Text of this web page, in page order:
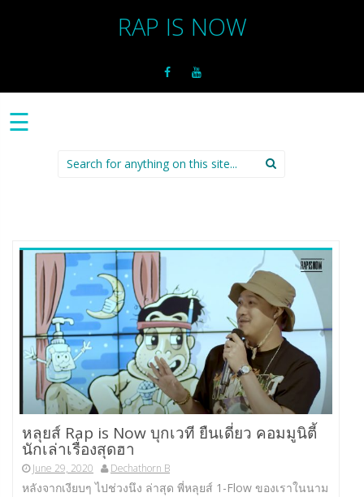
RAP IS NOW
☰
Search
for:
หลุยส์ Rap is Now บุกเวที ยืนเดี่ยว คอมมูนิตี้
นักเล่าเรื่องสุดฮา
June 29, 2020 Dechathorn B
หลังจากเงียบๆ ไปช่วงนึง ล่าสุด พี่หลุยส์ 1-Flow ของเราในนาม